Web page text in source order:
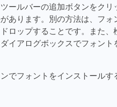
ールバーの追加ボタンをク
あります。別の方法は、フ
ロップすることです。また
イアログボックスでフォン
でフォントをインストール